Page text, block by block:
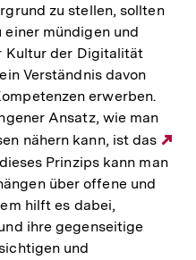
zu stellen, sollten
einer mündigen und
Kultur der Digitalität
Verständnis davon
erwerben.
Ansatz, wie man
nähern kann, ist das
Prinzips kann man
über offene und
hilft es dabei,
ihre gegenseitige
und